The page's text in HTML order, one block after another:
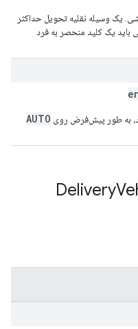
یک وسیله نقلیه تحویل حداکثر
ویژگی باید یک کلید منحصر به فرد
به طور پیش‌فرض روی AUTO
Delivery